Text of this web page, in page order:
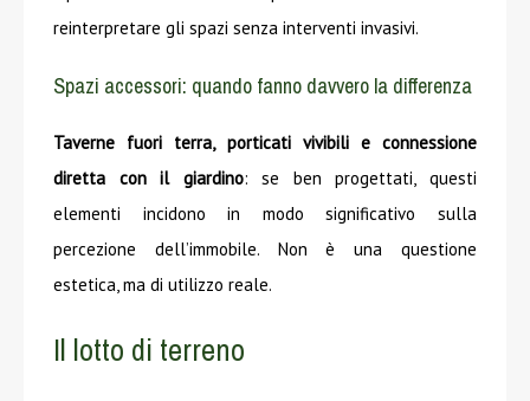
reinterpretare gli spazi senza interventi invasivi.
Spazi accessori: quando fanno davvero la differenza
Taverne fuori terra, porticati vivibili e connessione
diretta con il giardino: se ben progettati, questi
elementi incidono in modo significativo sulla
percezione dell’immobile. Non è una questione
estetica, ma di utilizzo reale.
Il lotto di terreno